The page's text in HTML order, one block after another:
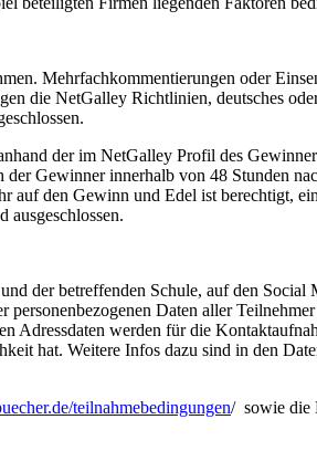
Mehrfachkommentierungen oder
die NetGalley Richtlinien, deutsches
der im NetGalley Profil des
Gewinner innerhalb von 48 Stunden
auf den Gewinn und Edel ist berechtigt,
ausgeschlossen.
der betreffenden Schule, auf den Social
Daten aller
werden für die
hat. Weitere Infos dazu sind in den
teilnahmebedingungen/ sowie die